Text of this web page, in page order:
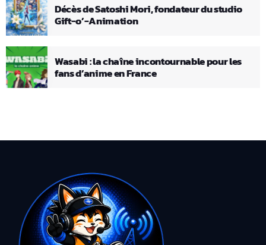
Décès de Satoshi Mori, fondateur du studio
Gift-o’-Animation
Wasabi : la chaîne incontournable pour les
fans d’anime en France